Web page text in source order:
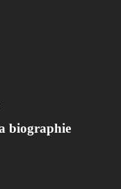
biographie